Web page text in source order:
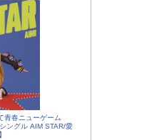
青春ニューゲーム
ングル AIM STAR/愛